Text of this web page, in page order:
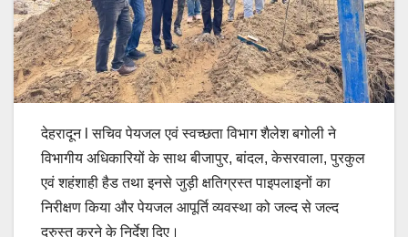
देहरादून l सचिव पेयजल एवं स्वच्छता विभाग शैलेश बगोली ने
विभागीय अधिकारियों के साथ बीजापुर, बांदल, केसरवाला, पुरकुल
एवं शहंशाही हैड तथा इनसे जुड़ी क्षतिग्रस्त पाइपलाइनों का
निरीक्षण किया और पेयजल आपूर्ति व्यवस्था को जल्द से जल्द
दुरुस्त करने के निर्देश दिए।